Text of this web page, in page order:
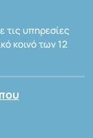
τις υπηρεσίες
κοινό των 12